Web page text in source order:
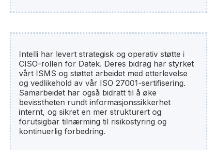
Intelli har levert strategisk og operativ støtte i
CISO-rollen for Datek. Deres bidrag har styrket
vårt ISMS og støttet arbeidet med etterlevelse
og vedlikehold av vår ISO 27001-sertifisering.
Samarbeidet har også bidratt til å øke
bevisstheten rundt informasjonssikkerhet
internt, og sikret en mer strukturert og
forutsigbar tilnærming til risikostyring og
kontinuerlig forbedring.